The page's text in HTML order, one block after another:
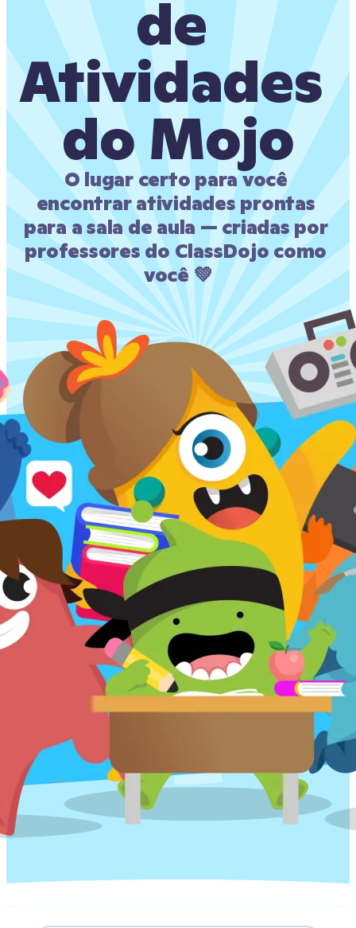
de
Atividades
do Mojo
O lugar certo para você
encontrar atividades prontas
para a sala de aula — criadas por
professores do ClassDojo como
você 💚